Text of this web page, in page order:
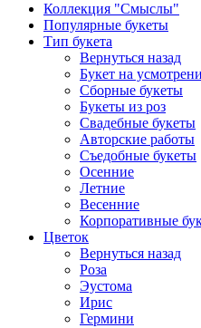
Коллекция "Смыслы"
Популярные букеты
Тип букета
Вернуться назад
Букет на
Сборные букеты
Букеты из роз
Свадебные букеты
Авторские работы
Съедобные букеты
Осенние
Летние
Весенние
Корпоративные
Цветок
Вернуться назад
Роза
Эустома
Ирис
Гермини